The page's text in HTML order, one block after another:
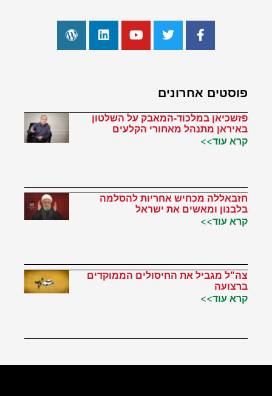
פוסטים אחרונים
פזשכיאן במלכוד-המאבק על השלטון
באיראן מתנהל מאחורי הקלעים
קרא עוד>>
חזבאללה מכחיש אחריות להסלמה
בלבנון ומאשים את ישראל
קרא עוד>>
צה"ל מגביל את החיסולים הממוקדים
ברצועה
קרא עוד>>